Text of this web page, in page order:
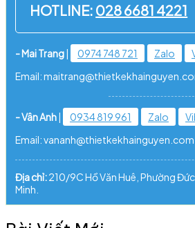
HOTLINE: 028 6681 4221
- Mai Trang| 0974 748 721 Zalo
Email:
- Vân Anh| 0934 819 961 Zalo
Email: vananh@thietkekhainguyen.com
Địa chỉ:210/9C Hồ Văn Huê, Phường
Minh.